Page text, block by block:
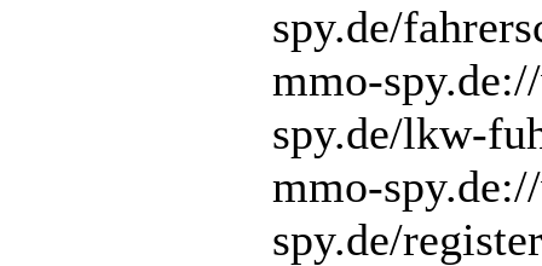
spy.de/
mmo-
spy.de/lkw-
mmo-
spy.de/